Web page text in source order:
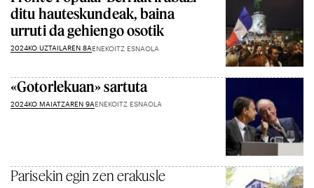
ditu hauteskundeak, baina
urruti da gehiengo osotik
2024KO UZTAILAREN 8AENEKOITZ ESNAOLA
«Gotorlekuan» sartuta
2024KO MAIATZAREN 9AENEKOITZ ESNAOLA
Parisekin egin zen erakusle